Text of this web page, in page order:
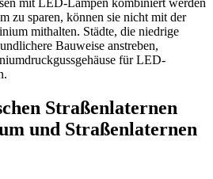
mit LED-Lampen kombiniert werden
zu sparen, können sie nicht mit der
mithalten. Städte, die niedrige
Bauweise anstreben,
für LED-
Straßenlaternen
und Straßenlaternen